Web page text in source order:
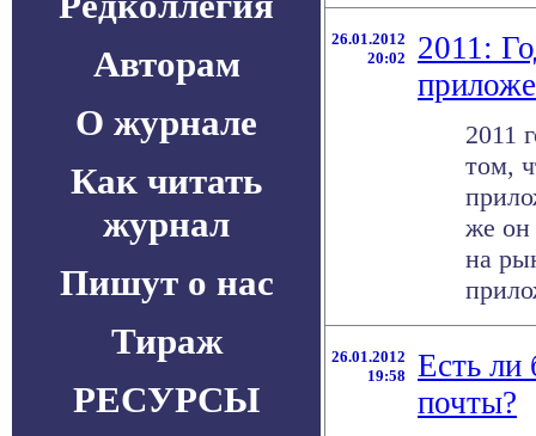
Авторам
О журнале
Как читать
журнал
Пишут о нас
Тираж
РЕСУРСЫ
26.01.2012
20:02
2011:
2011
том,
же он
на
26.01.2012
19:58
Есть ли
почты?